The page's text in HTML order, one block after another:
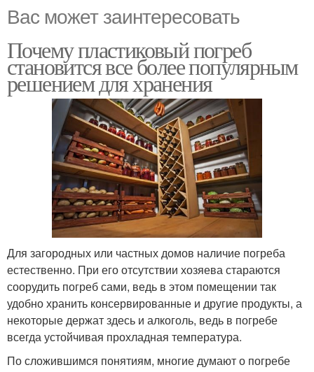
Вас может заинтересовать
Почему пластиковый погреб
становится все более популярным
решением для хранения
Для загородных или частных домов наличие погреба
естественно. При его отсутствии хозяева стараются
соорудить погреб сами, ведь в этом помещении так
удобно хранить консервированные и другие продукты, а
некоторые держат здесь и алкоголь, ведь в погребе
всегда устойчивая прохладная температура.
По сложившимся понятиям, многие думают о погребе